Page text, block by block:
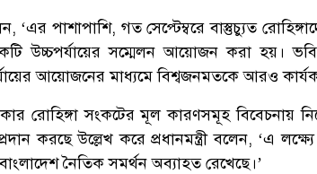
‘এর পাশাপাশি, গত সেপ্টেম্বরে বাস্তুচ্যুত
উচ্চপর্যায়ের সম্মেলন আয়োজন করা হয়।
আয়োজনের মাধ্যমে বিশ্বজনমতকে আরও
রোহিঙ্গা সংকটের মূল কারণসমূহ বিবেচনায়
করছে উল্লেখ করে প্রধানমন্ত্রী বলেন, ‘এ
নৈতিক সমর্থন অব্যাহত রেখেছে।’